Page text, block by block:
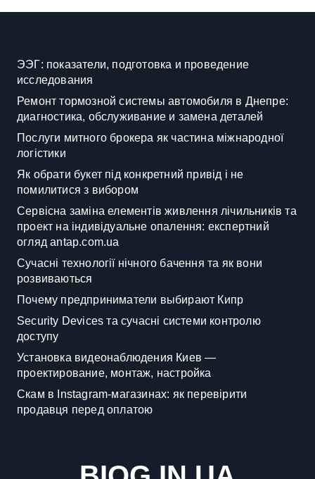
ЭЭГ: показатели, подготовка и проведение
исследования
Ремонт тормозной системы автомобиля в Днепре:
диагностика, обслуживание и замена деталей
Послуги митного брокера як частина міжнародної
логістики
Як обрати букет під конкретний привід і не
помилитися з вибором
Сервісна заміна елементів живлення лічильників та
проект на індивідуальне опалення: експертний
огляд antap.com.ua
Сучасні технології нічного бачення та як вони
розвиваються
Почему предприниматели выбирают Кипр
Security Devices та сучасні системи контролю
доступу
Установка видеонаблюдения Киев —
проектирование, монтаж, настройка
Скам в Instagram-магазинах: як перевірити
продавця перед оплатою